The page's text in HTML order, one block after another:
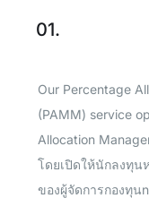
01.
Our Percentage
(PAMM) service
Allocation
โดยเปิดให้นักลงทุน
ของผู้จัดการกองทุน